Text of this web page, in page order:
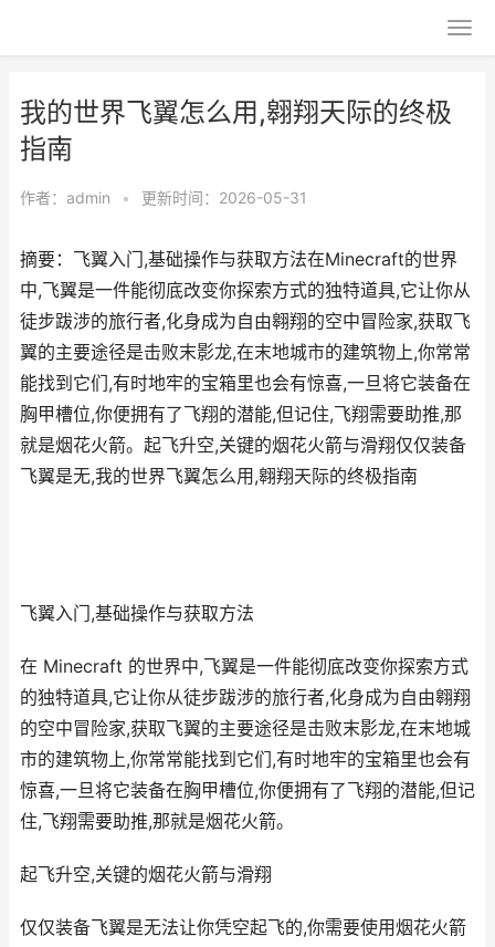
我的世界飞翼怎么用,翱翔天际的终极
指南
作者： admin • 更新时间：2026-05-31
摘要：飞翼入门,基础操作与获取方法在Minecraft的世界
中,飞翼是一件能彻底改变你探索方式的独特道具,它让你从
徒步跋涉的旅行者,化身成为自由翱翔的空中冒险家,获取飞
翼的主要途径是击败末影龙,在末地城市的建筑物上,你常常
能找到它们,有时地牢的宝箱里也会有惊喜,一旦将它装备在
胸甲槽位,你便拥有了飞翔的潜能,但记住,飞翔需要助推,那
就是烟花火箭。起飞升空,关键的烟花火箭与滑翔仅仅装备
飞翼是无,我的世界飞翼怎么用,翱翔天际的终极指南
飞翼入门,基础操作与获取方法
在 Minecraft 的世界中,飞翼是一件能彻底改变你探索方式
的独特道具,它让你从徒步跋涉的旅行者,化身成为自由翱翔
的空中冒险家,获取飞翼的主要途径是击败末影龙,在末地城
市的建筑物上,你常常能找到它们,有时地牢的宝箱里也会有
惊喜,一旦将它装备在胸甲槽位,你便拥有了飞翔的潜能,但记
住,飞翔需要助推,那就是烟花火箭。
起飞升空,关键的烟花火箭与滑翔
仅仅装备飞翼是无法让你凭空起飞的,你需要使用烟花火箭